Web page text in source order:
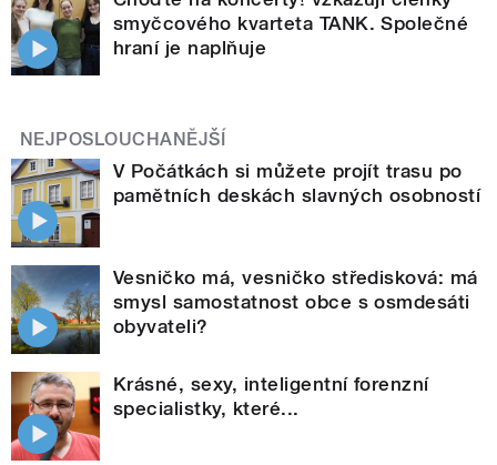
smyčcového kvarteta TANK. Společné
hraní je naplňuje
NEJPOSLOUCHANĚJŠÍ
V Počátkách si můžete projít trasu po
pamětních deskách slavných osobností
Vesničko má, vesničko středisková: má
smysl samostatnost obce s osmdesáti
obyvateli?
Krásné, sexy, inteligentní forenzní
specialistky, které...